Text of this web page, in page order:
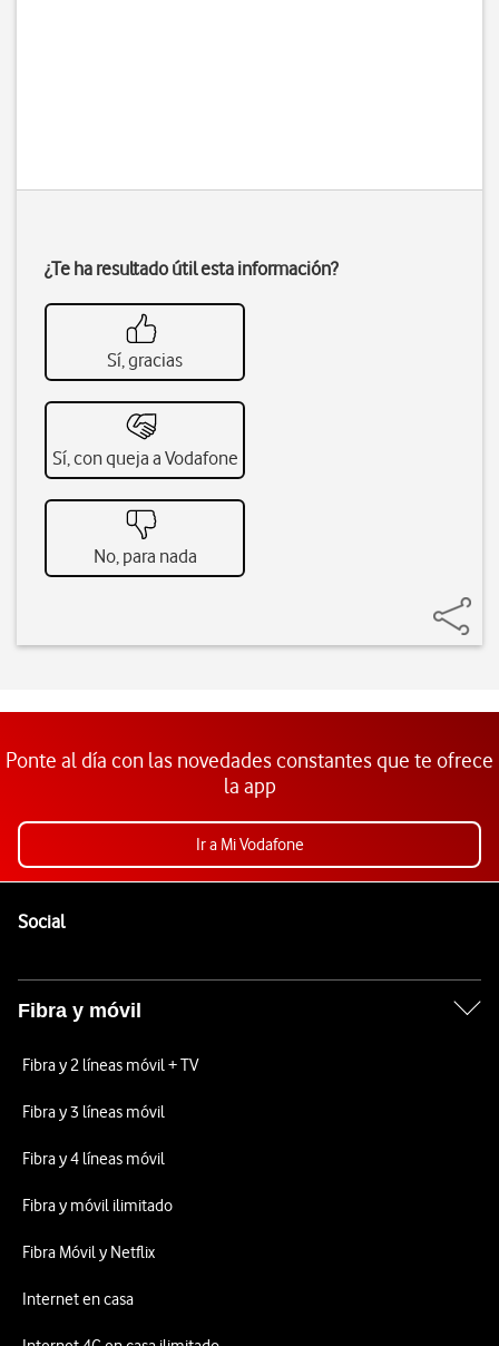
¿Te ha resultado útil esta información?
Sí, gracias
Sí, con queja a Vodafone
No, para nada
Ponte al día con las novedades constantes que te ofrece
la app
Ir a Mi Vodafone
SocialEnlaces a las redes sociales de Vodafone
Fibra y móvil
Fibra y 2 líneas móvil + TV
Fibra y 3 líneas móvil
Fibra y 4 líneas móvil
Fibra y móvil ilimitado
Fibra Móvil y Netflix
Internet en casa